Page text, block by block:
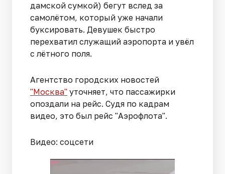
дамской сумкой) бегут вслед за
самолётом, который уже начали
буксировать. Девушек быстро
перехватил служащий аэропорта и увёл
с лётного поля.
Агентство городских новостей
"Москва" уточняет, что пассажирки
опоздали на рейс. Судя по кадрам
видео, это был рейс "Аэрофлота".
Видео: соцсети